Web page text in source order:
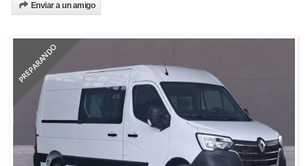
Enviar a un amigo
PREPARANDO